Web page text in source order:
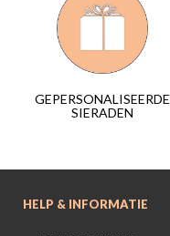
GEPERSONALISEERDE
SIERADEN
HELP & INFORMATIE